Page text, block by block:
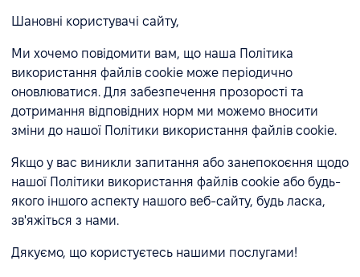
Шановні користувачі сайту,
Ми хочемо повідомити вам, що наша Політика
використання файлів cookie може періодично
оновлюватися. Для забезпечення прозорості та
дотримання відповідних норм ми можемо вносити
зміни до нашої Політики використання файлів cookie.
Якщо у вас виникли запитання або занепокоєння щодо
нашої Політики використання файлів cookie або будь-
якого іншого аспекту нашого веб-сайту, будь ласка,
зв'яжіться з нами.
Дякуємо, що користуєтесь нашими послугами!